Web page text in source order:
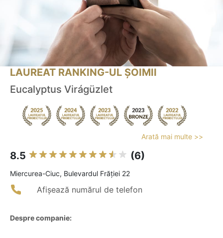
LAUREAT RANKING-UL ȘOIMII
Eucalyptus Virágüzlet
Arată mai multe >>
8.5 (6)
Miercurea-Ciuc, Bulevardul Frăției 22
Afișează numărul de telefon
Despre companie: